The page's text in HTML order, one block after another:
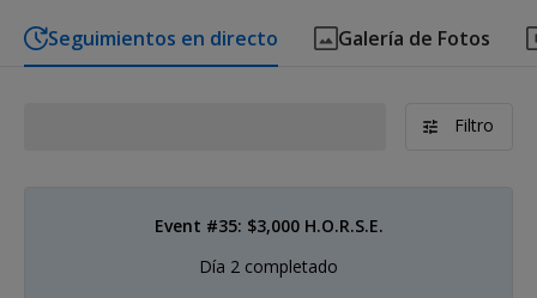
Seguimientos en directo Galería de Fotos
Filtro
Event #35: $3,000 H.O.R.S.E.
Día 2 completado